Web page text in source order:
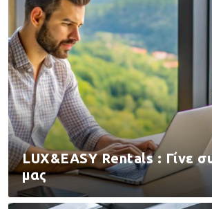
LUX&EASY Rentals : Γίνε
μας